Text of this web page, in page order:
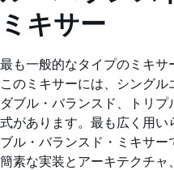
ミキサー
最も一般的なタイプのミキサ
このミキサーには、シングル
ダブル・バランスド、トリ
式があります。最も広く用
ブル・バランスド・ミキサー
簡素な実装とアーキテクチ